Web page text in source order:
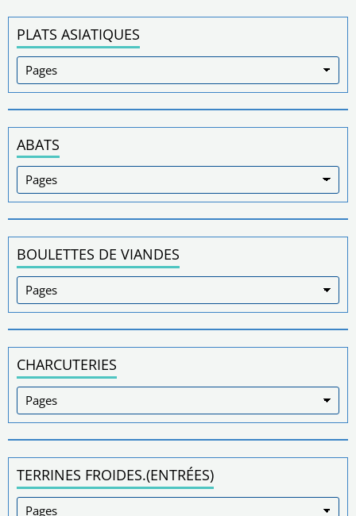
PLATS ASIATIQUES
ABATS
BOULETTES DE VIANDES
CHARCUTERIES
TERRINES FROIDES.(ENTRÉES)